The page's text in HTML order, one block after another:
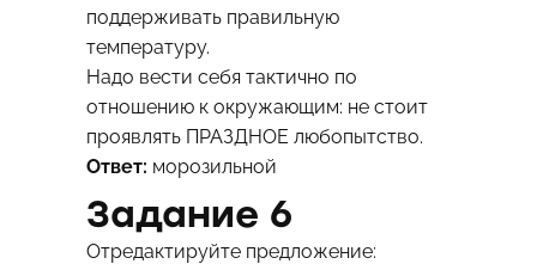
поддерживать правильную
температуру.
Надо вести себя тактично по
отношению к окружающим: не стоит
проявлять ПРАЗДНОЕ любопытство.
Ответ: морозильной
Задание 6
Отредактируйте предложение: